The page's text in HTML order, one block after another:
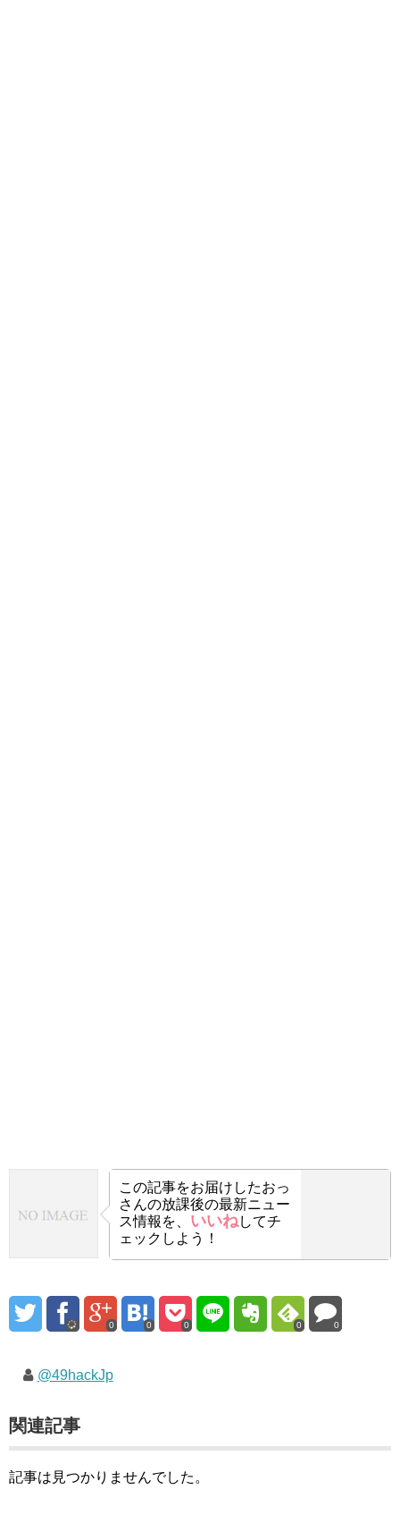
この記事をお届けしたおっ
さんの放課後の最新ニュー
ス情報を、 いいねしてチ
ェックしよう！
0 0 0 0 0
@49hackJp
関連記事
記事は見つかりませんでした。